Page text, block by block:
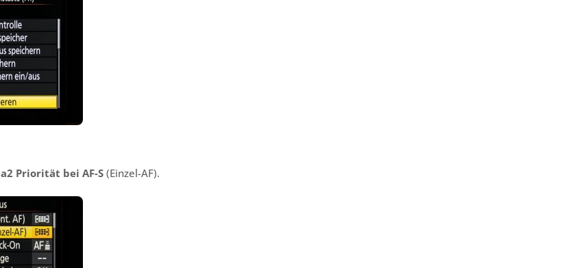
a2 Priorität bei AF-S (Einzel-AF).